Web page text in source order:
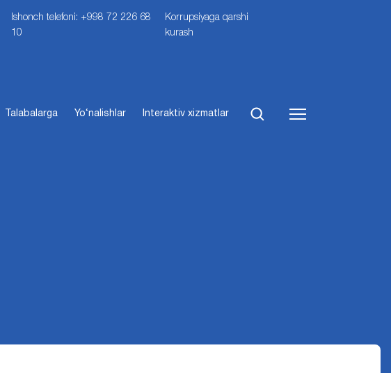
Ishonch telefoni: +998 72 226 68
10
Korrupsiyaga qarshi
kurash
Talabalarga Yo‘nalishlar Interaktiv xizmatlar